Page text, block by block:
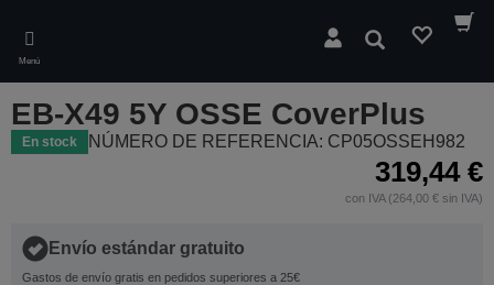
main
content
Menú
Buscar
EB-X49 5Y OSSE CoverPlus
En stock NÚMERO DE REFERENCIA: CP05OSSEH982
319,44 €
con IVA (264,00 € sin IVA)
Envío estándar gratuito
Gastos de envío gratis en pedidos superiores a 25€